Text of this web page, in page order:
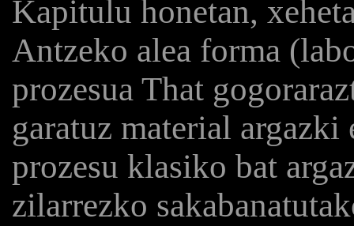
Kapitulu honetan,
Antzeko alea forma
prozesua That
garatuz material
prozesu klasiko bat
zilarrezko